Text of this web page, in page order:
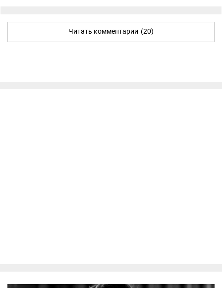
Читать комментарии (20)